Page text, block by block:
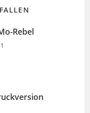
Rebel